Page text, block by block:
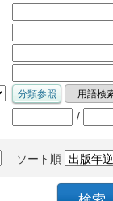
/
ソート順